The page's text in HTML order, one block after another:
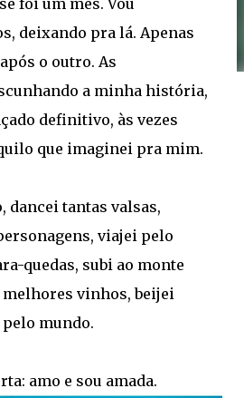
foi um mês. Vou
deixando pra lá. Apenas
o outro. As
a minha história,
definitivo, às vezes
que imaginei pra mim.
dancei tantas valsas,
viajei pelo
quedas, subi ao monte
vinhos, beijei
mundo.
amo e sou amada.